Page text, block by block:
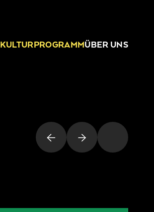
KULTURPROGRAMMÜBER UNS